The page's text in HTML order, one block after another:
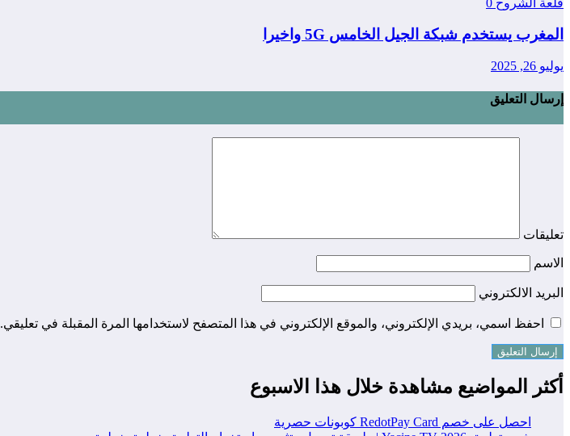
المغرب يستخدم شبكة الجيل الخامس 5G واخيرا
يوليو 26, 2025
إرسال التعليق
تعليقات
الاسم
البريد الالكتروني
احفظ اسمي، بريدي الإلكتروني، والموقع الإلكتروني في هذا المتصفح لاستخدامها المرة المقبلة في تعليقي.
أكثر المواضيع مشاهدة خلال هذا الاسبوع
احصل على خصم RedotPay Card كوبونات حصرية